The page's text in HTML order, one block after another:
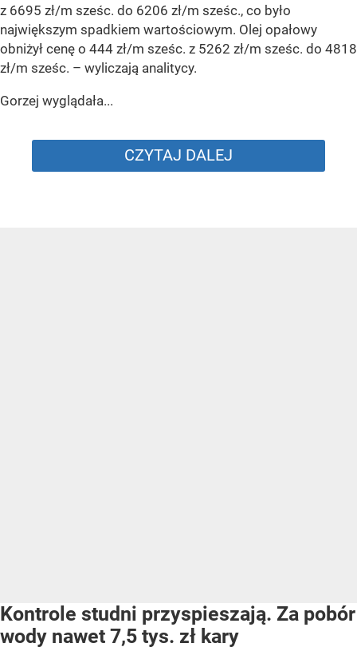
z 6695 zł/m sześc. do 6206 zł/m sześc., co było
największym spadkiem wartościowym. Olej opałowy
obniżył cenę o 444 zł/m sześc. z 5262 zł/m sześc. do 4818
zł/m sześc. – wyliczają analitycy.
Gorzej wyglądała...
CZYTAJ DALEJ
Kontrole studni przyspieszają. Za pobór
wody nawet 7,5 tys. zł kary